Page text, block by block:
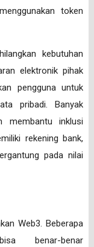
token
kebutuhan
elektronik pihak
pengguna untuk
pribadi. Banyak
inklusi
rekening bank,
pada nilai
Web3. Beberapa
benar-benar